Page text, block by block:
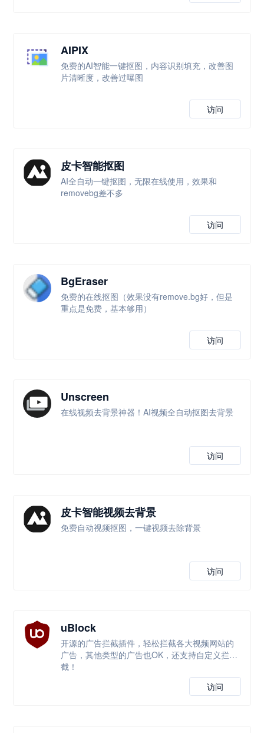
AIPIX
免费的AI智能一键抠图，内容识别填充，改善图
片清晰度，改善过曝图
访问
皮卡智能抠图
AI全自动一键抠图，无限在线使用，效果和
removebg差不多
访问
BgEraser
免费的在线抠图（效果没有remove.bg好，但是
重点是免费，基本够用）
访问
Unscreen
在线视频去背景神器！AI视频全自动抠图去背景
访问
皮卡智能视频去背景
免费自动视频抠图，一键视频去除背景
访问
uBlock
开源的广告拦截插件，轻松拦截各大视频网站的
广告，其他类型的广告也OK，还支持自定义拦
截！
访问